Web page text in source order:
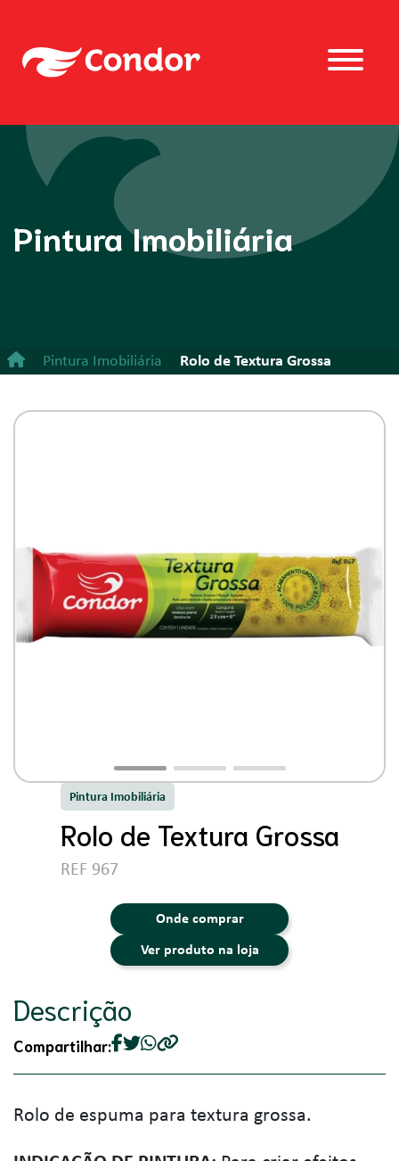
Pintura Imobiliária
Pintura Imobiliária Rolo de Textura Grossa
Pintura Imobiliária
Rolo de Textura Grossa
REF 967
Onde comprar
Ver produto na loja
Descrição
Compartilhar:
Rolo de espuma para textura grossa.